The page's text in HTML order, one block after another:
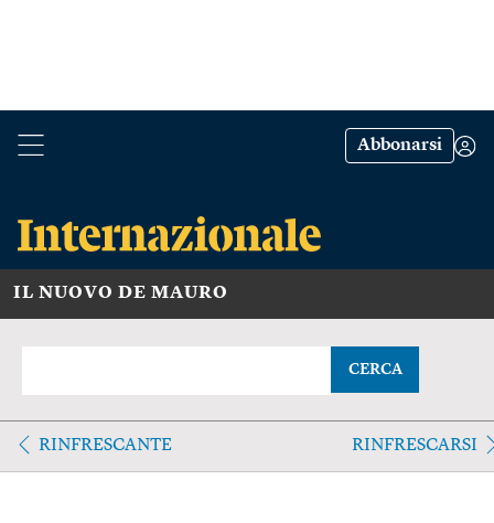
Abbonarsi
IL NUOVO DE MAURO
CERCA
RINFRESCANTE RINFRESCARSI